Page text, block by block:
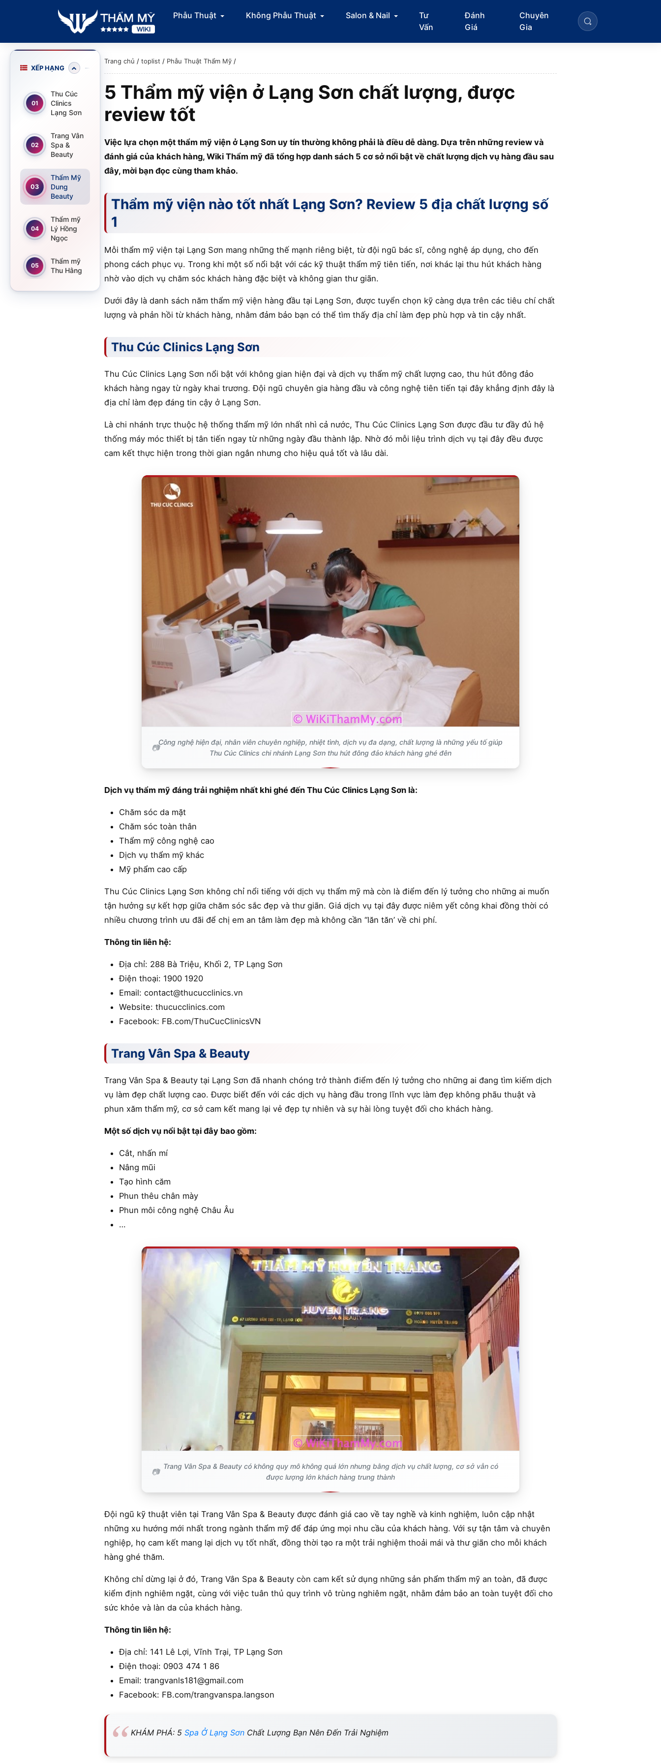
Phẫu Thuật Không Phẫu Thuật Salon & Nail
Tư
Vấn
Đánh
Giá
Chuyên
Gia
XẾP HẠNG
01
Thu Cúc
Clinics
Lạng Sơn
02
Trang Vân
Spa &
Beauty
03
Thẩm Mỹ
Dung
Beauty
04
Thẩm mỹ
Lý Hồng
Ngọc
05
Thẩm mỹ
Thu Hằng
Trang chủ / toplist / Phẫu Thuật Thẩm Mỹ /
5 Thẩm mỹ viện ở Lạng Sơn chất lượng, được
review tốt
Việc lựa chọn một thẩm mỹ viện ở Lạng Sơn uy tín thường không phải là điều dễ dàng. Dựa trên những review và
đánh giá của khách hàng, Wiki Thẩm mỹ đã tổng hợp danh sách 5 cơ sở nổi bật về chất lượng dịch vụ hàng đầu sau
đây, mời bạn đọc cùng tham khảo.
Thẩm mỹ viện nào tốt nhất Lạng Sơn? Review 5 địa chất lượng số
1
Mỗi thẩm mỹ viện tại Lạng Sơn mang những thế mạnh riêng biệt, từ đội ngũ bác sĩ, công nghệ áp dụng, cho đến
phong cách phục vụ. Trong khi một số nổi bật với các kỹ thuật thẩm mỹ tiên tiến, nơi khác lại thu hút khách hàng
nhờ vào dịch vụ chăm sóc khách hàng đặc biệt và không gian thư giãn.
Dưới đây là danh sách năm thẩm mỹ viện hàng đầu tại Lạng Sơn, được tuyển chọn kỹ càng dựa trên các tiêu chí chất
lượng và phản hồi từ khách hàng, nhằm đảm bảo bạn có thể tìm thấy địa chỉ làm đẹp phù hợp và tin cậy nhất.
Thu Cúc Clinics Lạng Sơn
Thu Cúc Clinics Lạng Sơn nổi bật với không gian hiện đại và dịch vụ thẩm mỹ chất lượng cao, thu hút đông đảo
khách hàng ngay từ ngày khai trương. Đội ngũ chuyên gia hàng đầu và công nghệ tiên tiến tại đây khẳng định đây là
địa chỉ làm đẹp đáng tin cậy ở Lạng Sơn.
Là chi nhánh trực thuộc hệ thống thẩm mỹ lớn nhất nhì cả nước, Thu Cúc Clinics Lạng Sơn được đầu tư đầy đủ hệ
thống máy móc thiết bị tân tiến ngay từ những ngày đầu thành lập. Nhờ đó mỗi liệu trình dịch vụ tại đây đều được
cam kết thực hiện trong thời gian ngắn nhưng cho hiệu quả tốt và lâu dài.
Công nghệ hiện đại, nhân viên chuyên nghiệp, nhiệt tình, dịch vụ đa dạng, chất lượng là những yếu tố giúp
Thu Cúc Clinics chi nhánh Lạng Sơn thu hút đông đảo khách hàng ghé đên
Dịch vụ thẩm mỹ đáng trải nghiệm nhất khi ghé đến Thu Cúc Clinics Lạng Sơn là:
Chăm sóc da mặt
Chăm sóc toàn thân
Thẩm mỹ công nghệ cao
Dịch vụ thẩm mỹ khác
Mỹ phẩm cao cấp
Thu Cúc Clinics Lạng Sơn không chỉ nổi tiếng với dịch vụ thẩm mỹ mà còn là điểm đến lý tưởng cho những ai muốn
tận hưởng sự kết hợp giữa chăm sóc sắc đẹp và thư giãn. Giá dịch vụ tại đây được niêm yết công khai đồng thời có
nhiều chương trình ưu đãi để chị em an tâm làm đẹp mà không cần “lăn tăn’ về chi phí.
Thông tin liên hệ:
Địa chỉ: 288 Bà Triệu, Khối 2, TP Lạng Sơn
Điện thoại: 1900 1920
Email: contact@thucucclinics.vn
Website: thucucclinics.com
Facebook: FB.com/ThuCucClinicsVN
Trang Vân Spa & Beauty
Trang Vân Spa & Beauty tại Lạng Sơn đã nhanh chóng trở thành điểm đến lý tưởng cho những ai đang tìm kiếm dịch
vụ làm đẹp chất lượng cao. Được biết đến với các dịch vụ hàng đầu trong lĩnh vực làm đẹp không phãu thuật và
phun xăm thẩm mỹ, cơ sở cam kết mang lại vẻ đẹp tự nhiên và sự hài lòng tuyệt đối cho khách hàng.
Một số dịch vụ nổi bật tại đây bao gồm:
Cắt, nhấn mí
Nâng mũi
Tạo hình căm
Phun thêu chân mày
Phun môi công nghệ Châu Âu
…
Trang Vân Spa & Beauty có không quy mô không quá lớn nhưng bằng dịch vụ chất lượng, cơ sở vẫn có
được lượng lớn khách hàng trung thành
Đội ngũ kỹ thuật viên tại Trang Vân Spa & Beauty được đánh giá cao về tay nghề và kinh nghiệm, luôn cập nhật
những xu hướng mới nhất trong ngành thẩm mỹ để đáp ứng mọi nhu cầu của khách hàng. Với sự tận tâm và chuyên
nghiệp, họ cam kết mang lại dịch vụ tốt nhất, đồng thời tạo ra một trải nghiệm thoải mái và thư giãn cho mỗi khách
hàng ghé thăm.
Không chỉ dừng lại ở đó, Trang Vân Spa & Beauty còn cam kết sử dụng những sản phẩm thẩm mỹ an toàn, đã được
kiểm định nghiêm ngặt, cùng với việc tuân thủ quy trình vô trùng nghiêm ngặt, nhằm đảm bảo an toàn tuyệt đối cho
sức khỏe và làn da của khách hàng.
Thông tin liên hệ:
Địa chỉ: 141 Lê Lợi, Vĩnh Trại, TP Lạng Sơn
Điện thoại: 0903 474 1 86
Email: trangvanls181@gmail.com
Facebook: FB.com/trangvanspa.langson
KHÁM PHÁ: 5 Spa Ở Lạng Sơn Chất Lượng Bạn Nên Đến Trải Nghiệm